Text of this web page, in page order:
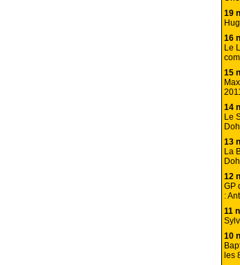
19
16
Le
15
14
Le
13
La
12
GP
:
11
10
les